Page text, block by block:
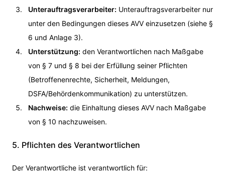
Unterauftragsverarbeiter: Unterauftragsverarbeiter nur
unter den Bedingungen dieses AVV einzusetzen (siehe §
6 und Anlage 3).
Unterstützung: den Verantwortlichen nach Maßgabe
von § 7 und § 8 bei der Erfüllung seiner Pflichten
(Betroffenenrechte, Sicherheit, Meldungen,
DSFA/Behördenkommunikation) zu unterstützen.
Nachweise: die Einhaltung dieses AVV nach Maßgabe
von § 10 nachzuweisen.
5. Pflichten des Verantwortlichen
Der Verantwortliche ist verantwortlich für: